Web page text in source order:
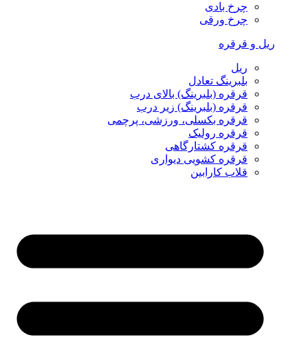
چرخ بادی
چرخ ورقی
ریل و قرقره
ریل
بلبرینگ تعادل
قرقره (بلبرینگ) بالای درب
قرقره (بلبرینگ) زیر درب
قرقره بکسلی، ورزشی، پرچمی
قرقره رولیک
قرقره کشتارگاهی
قرقره کشویی دیواری
قلاب کارابین